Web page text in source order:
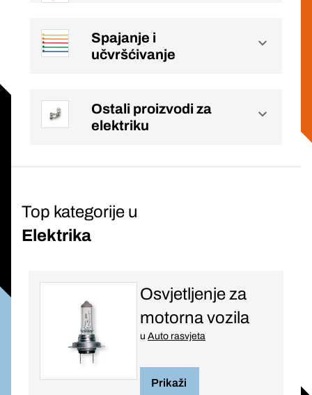
Spajanje i
učvršćivanje
Ostali proizvodi za
elektriku
Top kategorije u
Elektrika
Osvjetljenje za
motorna vozila
u Auto rasvjeta
Prikaži